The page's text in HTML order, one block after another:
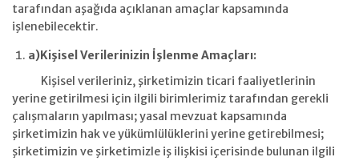
tarafından aşağıda açıklanan amaçlar kapsamında
işlenebilecektir.
a)Kişisel Verilerinizin İşlenme Amaçları:
Kişisel verileriniz, şirketimizin ticari faaliyetlerinin
yerine getirilmesi için ilgili birimlerimiz tarafından gerekli
çalışmaların yapılması; yasal mevzuat kapsamında
şirketimizin hak ve yükümlülüklerini yerine getirebilmesi;
şirketimizin ve şirketimizle iş ilişkisi içerisinde bulunan ilgili